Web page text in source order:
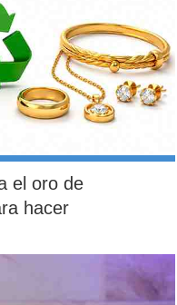
el oro de
hacer